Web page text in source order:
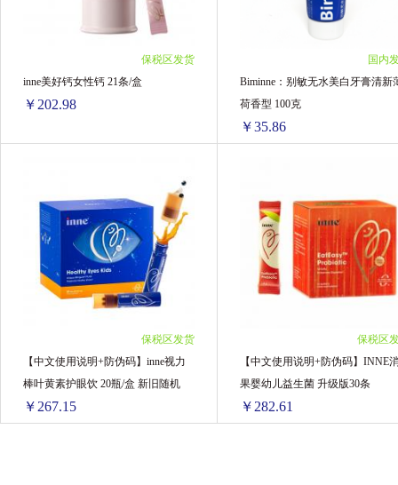
4罐装 ￥191.32(￥47.83/单罐)
5罐装 ￥232.85(￥46.57/单罐)
6罐装 ￥279.06(￥46.51/单罐)
8罐装 ￥366.64(￥45.83/单罐)
4盒 ￥672(￥168/单盒)
6盒 ￥987.24(￥164.54/单盒)
保税区发货
inne美好钙女性钙 21条/盒
￥202.98
1条 ￥227.35(￥227.35/单盒)
2条 ￥440.14(￥220.07/单盒)
3条 ￥660.21(￥220.07/单盒)
4条 ￥870.52(￥217.63/单盒)
5条 ￥1076(￥215.2/单盒)
6条 ￥1276.62(￥212.77/单盒)
8条 ￥1682.64(￥210.33/单盒)
10条 ￥2079(￥207.9/单盒)
国内
Biminne：别敏无水美白牙膏清新
荷香型 100克
￥35.86
1盒 ￥44.3(￥44.3/单盒)
3盒 ￥120.24(￥40.08/单盒)
6盒 ￥234.12(￥39.02/单盒)
12盒 ￥455.64(￥37.97/单盒)
72盒 ￥2581.92(￥35.86/单盒)
保税区发货
【中文使用说明+防伪码】inne视力
棒叶黄素护眼饮 20瓶/盒 新旧随机
￥267.15
保税区
【中文使用说明+防伪码】INNE
果婴幼儿益生菌 升级版30条
￥282.61